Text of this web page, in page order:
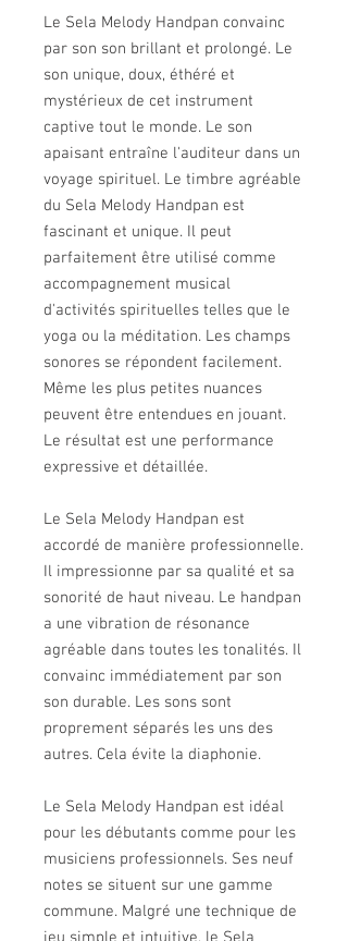
Le Sela Melody Handpan convainc
par son son brillant et prolongé. Le
son unique, doux, éthéré et
mystérieux de cet instrument
captive tout le monde. Le son
apaisant entraîne l'auditeur dans un
voyage spirituel. Le timbre agréable
du Sela Melody Handpan est
fascinant et unique. Il peut
parfaitement être utilisé comme
accompagnement musical
d'activités spirituelles telles que le
yoga ou la méditation. Les champs
sonores se répondent facilement.
Même les plus petites nuances
peuvent être entendues en jouant.
Le résultat est une performance
expressive et détaillée.
Le Sela Melody Handpan est
accordé de manière professionnelle.
Il impressionne par sa qualité et sa
sonorité de haut niveau. Le handpan
a une vibration de résonance
agréable dans toutes les tonalités. Il
convainc immédiatement par son
son durable. Les sons sont
proprement séparés les uns des
autres. Cela évite la diaphonie.
Le Sela Melody Handpan est idéal
pour les débutants comme pour les
musiciens professionnels. Ses neuf
notes se situent sur une gamme
commune. Malgré une technique de